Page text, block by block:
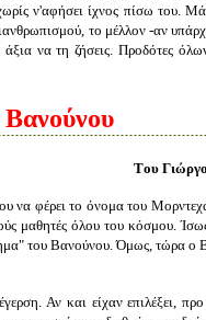
ν'αφήσει ίχνος πίσω του.
το μέλλον -αν
άξια να τη ζήσεις. Προδότες
Tου
να φέρει το όνομα του
μαθητές όλου του κόσμου.
του Βανούνου. Όμως, τώρα ο
Αν και είχαν επιλέξει,